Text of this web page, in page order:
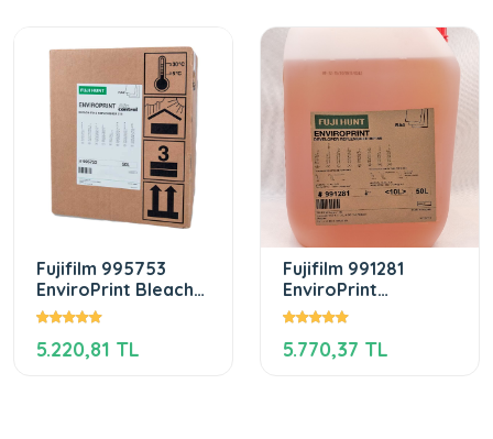
Fujifilm 995753
EnviroPrint Bleach-
Fix Rep. 215 AC 50L
5.220,81 TL
Fujifilm 991281
EnviroPrint
Developer Rep.
5.770,37 TL